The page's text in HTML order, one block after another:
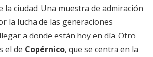
la ciudad. Una muestra de admiración
la lucha de las generaciones
a donde están hoy en día. Otro
el de Copérnico, que se centra en la